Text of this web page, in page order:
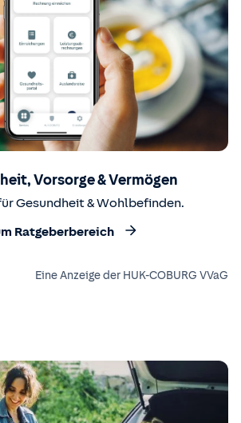
Vorsorge & Vermögen
Gesundheit & Wohlbefinden.
Ratgeberbereich
Eine Anzeige der HUK-COBURG VVaG